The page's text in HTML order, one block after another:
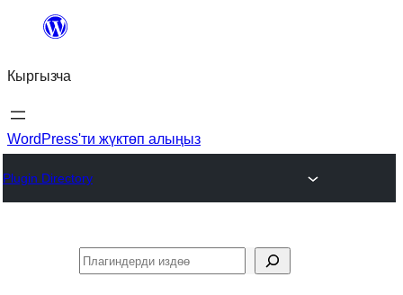
Мазмунга
Кыргызча
WordPress'ти жүктөп алыңыз
Plugin Directory
Издөө